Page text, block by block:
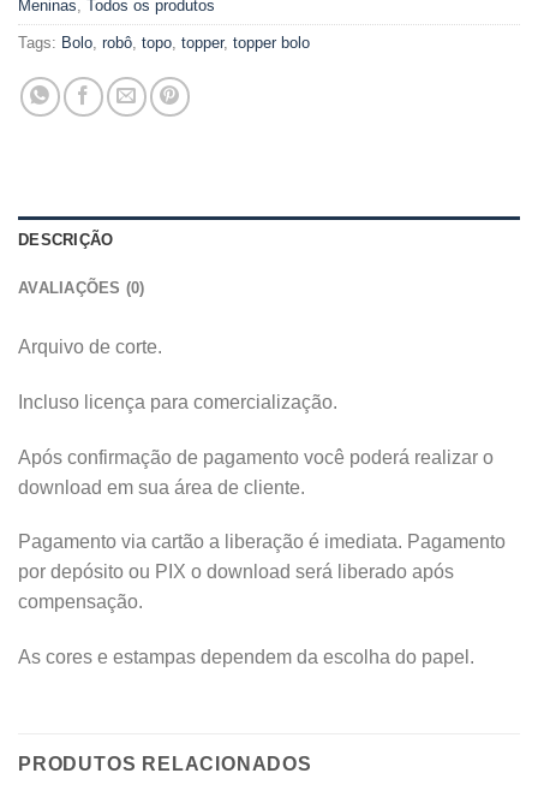
Meninas, Todos os produtos
Tags: Bolo, robô, topo, topper, topper bolo
DESCRIÇÃO
AVALIAÇÕES (0)
Arquivo de corte.
Incluso licença para comercialização.
Após confirmação de pagamento você poderá realizar o
download em sua área de cliente.
Pagamento via cartão a liberação é imediata. Pagamento
por depósito ou PIX o download será liberado após
compensação.
As cores e estampas dependem da escolha do papel.
PRODUTOS RELACIONADOS